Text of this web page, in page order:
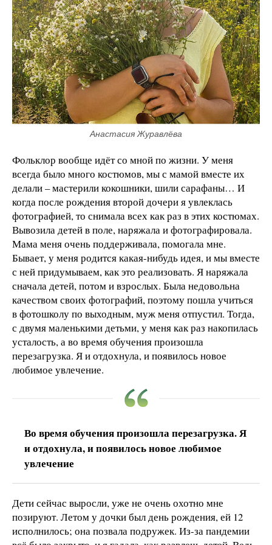
Анастасия Журавлёва
Фольклор вообще идёт со мной по жизни. У меня
всегда было много костюмов, мы с мамой вместе их
делали – мастерили кокошники, шили сарафаны… И
когда после рождения второй дочери я увлеклась
фотографией, то снимала всех как раз в этих костюмах.
Вывозила детей в поле, наряжала и фотографировала.
Мама меня очень поддерживала, помогала мне.
Бывает, у меня родится какая-нибудь идея, и мы вместе
с ней придумываем, как это реализовать. Я наряжала
сначала детей, потом и взрослых. Была недовольна
качеством своих фотографий, поэтому пошла учиться
в фотошколу по выходным, муж меня отпустил. Тогда,
с двумя маленькими детьми, у меня как раз накопилась
усталость, а во время обучения произошла
перезагрузка. Я и отдохнула, и появилось новое
любимое увлечение.
Во время обучения произошла перезагрузка. Я
и отдохнула, и появилось новое любимое
увлечение
Дети сейчас выросли, уже не очень охотно мне
позируют. Летом у дочки был день рождения, ей 12
исполнилось; она позвала подружек. Из-за пандемии